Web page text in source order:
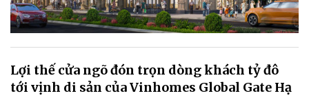
Lợi thế cửa ngõ đón trọn dòng khách tỷ đô
tới vịnh di sản của Vinhomes Global Gate Hạ